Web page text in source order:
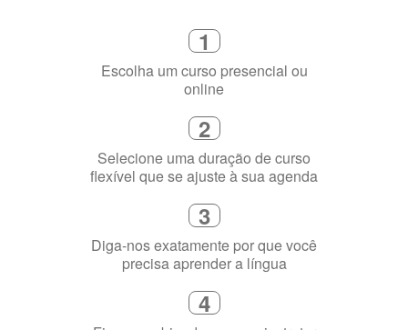
1
Escolha um curso presencial ou
online
2
Selecione uma duração de curso
flexível que se ajuste à sua agenda
3
Diga-nos exatamente por que você
precisa aprender a língua